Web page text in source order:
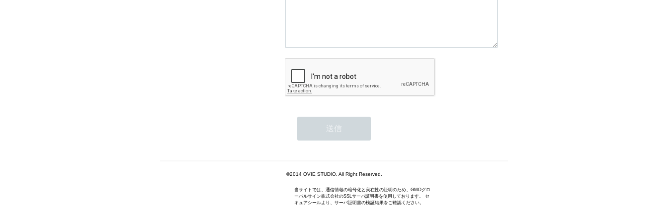
©2014 OVIE STUDIO. All Right Reserved.
当サイトでは、通信情報の暗号化と実在性の証明のため、GMOグロ
ーバルサイン株式会社のSSLサーバ証明書を使用しております。 セ
キュアシールより、サーバ証明書の検証結果をご確認ください。